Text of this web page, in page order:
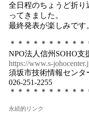
全日程のちょうど折り
ってきました。
最終発表が楽しみです
＊＊＊＊＊＊＊＊＊＊
NPO法人信州SOHO支
https://www.s-
須坂市技術情報センタ
026-251-2255
＊＊＊＊＊＊＊＊＊＊
永続的リンク